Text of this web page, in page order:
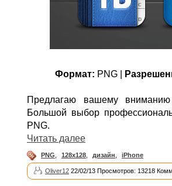
Формат: PNG |
Предлагаю вашему
Большой выбор
PNG.
Читать далее
PNG 128x128 дизайн iPhone
Oliver12 22/02/13 Просмотров: 13218